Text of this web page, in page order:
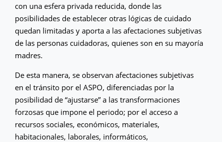
con una esfera privada reducida, donde las
posibilidades de establecer otras lógicas de cuidado
quedan limitadas y aporta a las afectaciones subjetivas
de las personas cuidadoras, quienes son en su mayoría
madres.
De esta manera, se observan afectaciones subjetivas
en el tránsito por el ASPO, diferenciadas por la
posibilidad de “ajustarse” a las transformaciones
forzosas que impone el periodo; por el acceso a
recursos sociales, económicos, materiales,
habitacionales, laborales, informáticos,